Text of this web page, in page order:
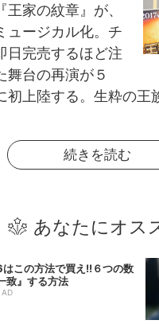
王家の紋章』が、
ュージカル化。チ
日完売するほど注
舞台の再演が５
初上陸する。生粋の王
続きを読む
あなたにオス
はこの方法で買え!!６つの数
致』する方法
AD